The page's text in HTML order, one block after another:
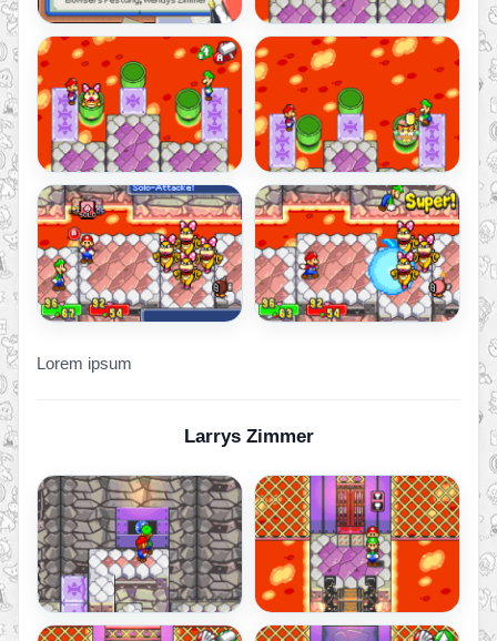
Lorem ipsum
Larrys Zimmer